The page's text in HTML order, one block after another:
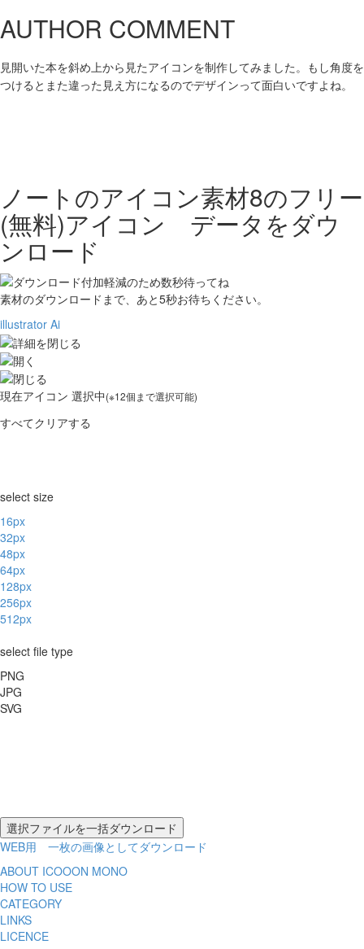
AUTHOR COMMENT
見開いた本を斜め上から見たアイコンを制作してみました。もし角度を
つけるとまた違った見え方になるのでデザインって面白いですよね。
ノートのアイコン素材8のフリー
(無料)アイコン データをダウ
ンロード
素材のダウンロードまで、あと5秒お待ちください。
illustrator Ai
現在アイコン 選択中(※12個まで選択可能)
すべてクリアする
select size
16px
32px
48px
64px
128px
256px
512px
select file type
PNG
JPG
SVG
WEB用 一枚の画像としてダウンロード
ABOUT ICOOON MONO
HOW TO USE
CATEGORY
LINKS
LICENCE